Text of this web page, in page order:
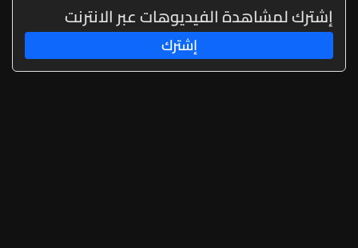
إشترك لمشاهدة الفيديوهات عبر الانترنت
إشترك